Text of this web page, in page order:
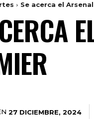
Se acerca el
27 DICIEMBRE, 2024